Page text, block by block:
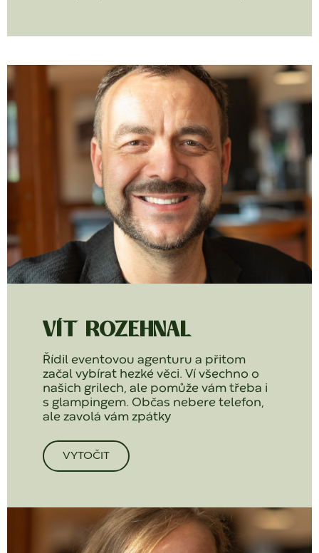
VÍT ROZEHNAL
Řídil eventovou agenturu a přitom
začal vybírat hezké věci. Ví všechno o
našich grilech, ale pomůže vám třeba i
s glampingem. Občas nebere telefon,
ale zavolá vám zpátky
VYTOČIT